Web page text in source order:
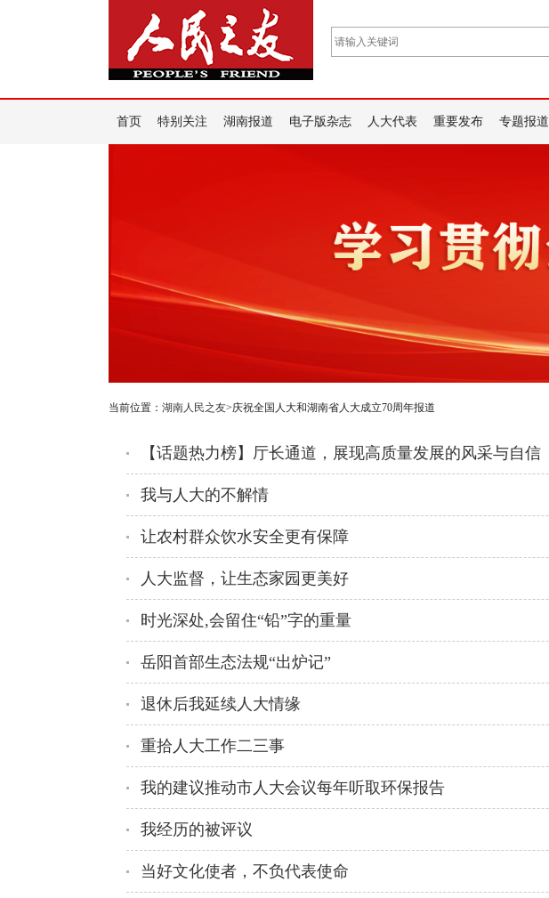
首页 特别关注 湖南报道 电子版杂志 人大代表 重要发布 专题报道
当前位置： 湖南人民之友>庆祝全国人大和湖南省人大成立70周年报道
【话题热力榜】厅长通道，展现高质量发展的风采与自信
我与人大的不解情
让农村群众饮水安全更有保障
人大监督，让生态家园更美好
时光深处,会留住“铅”字的重量
岳阳首部生态法规“出炉记”
退休后我延续人大情缘
重拾人大工作二三事
我的建议推动市人大会议每年听取环保报告
我经历的被评议
当好文化使者，不负代表使命